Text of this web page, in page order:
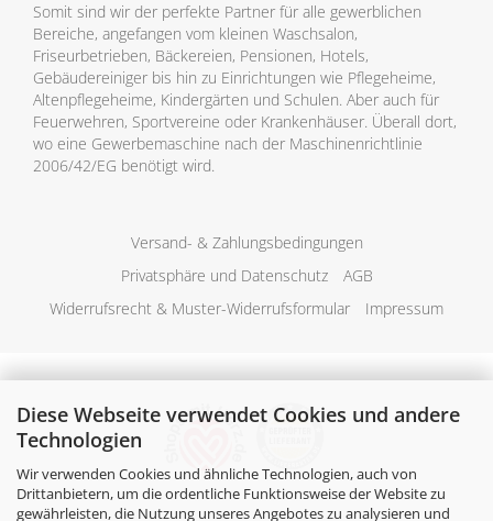
Diese Webseite verwendet Cookies und andere
Technologien
Wir verwenden Cookies und ähnliche Technologien, auch von
Drittanbietern, um die ordentliche Funktionsweise der Website zu
gewährleisten, die Nutzung unseres Angebotes zu analysieren und
Somit sind wir der perfekte Partner für alle gewerblichen
Bereiche, angefangen vom kleinen Waschsalon,
Friseurbetrieben, Bäckereien, Pensionen, Hotels,
Gebäudereiniger bis hin zu Einrichtungen wie Pflegeheime,
Altenpflegeheime, Kindergärten und Schulen. Aber auch für
Feuerwehren, Sportvereine oder Krankenhäuser. Überall dort,
wo eine Gewerbemaschine nach der Maschinenrichtlinie
2006/42/EG benötigt wird.
Versand- & Zahlungsbedingungen
Privatsphäre und Datenschutz
AGB
Widerrufsrecht & Muster-Widerrufsformular
Impressum